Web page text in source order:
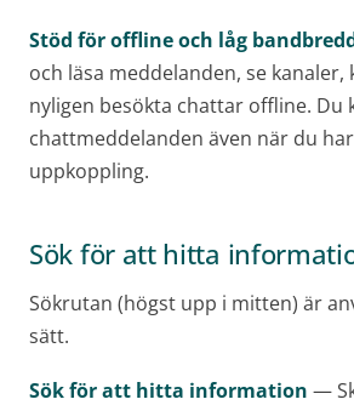
Stöd för offline och låg
och läsa meddelanden, se kanaler,
nyligen besökta chattar offline. Du
chattmeddelanden även när du
uppkoppling.
Sök för att hitta
Sökrutan (högst upp i mitten) är
sätt.
Sök för att hitta information —